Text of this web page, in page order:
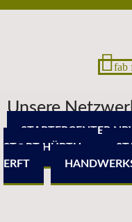
fab
Unsere
STARTERCENTER
ST@RT HÜRTH
ERFT